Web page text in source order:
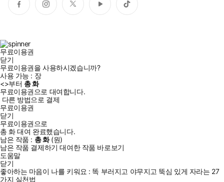
페
이
인
스
트
위
유
튜
틱
톡
무료이용권
닫기
무료이용권을 사용하시겠습니까?
사용 가능 : 장
<>부터 총화
무료이용권으로 대여합니다.
다른 방법으로 결제
무료이용권
닫기
무료이용권으로
총 화대여 완료했습니다.
남은 작품 : 총화(원)
남은 작품 결제하기 대여한 작품 바로보기
도움말
닫기
좋아하는 마음이 나를 키워요 : 똑 부러지고 야무지고 뚝심 있게 자라는 27
가지 실천법